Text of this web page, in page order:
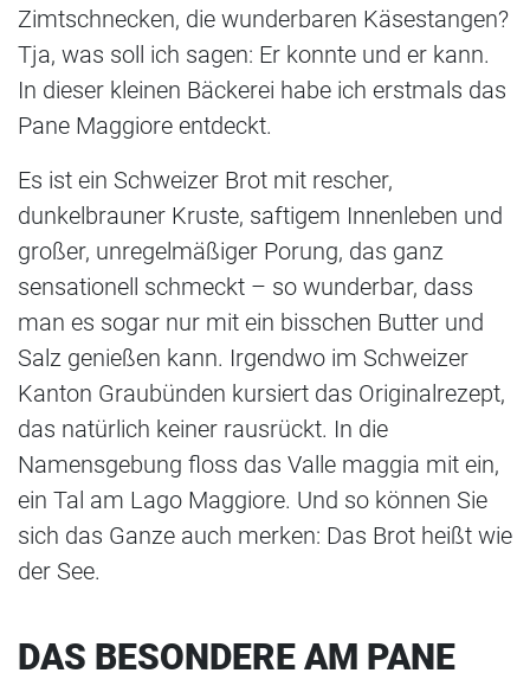
Zimtschnecken, die wunderbaren Käsestangen?
Tja, was soll ich sagen: Er konnte und er kann.
In dieser kleinen Bäckerei habe ich erstmals das
Pane Maggiore entdeckt.
Es ist ein Schweizer Brot mit rescher,
dunkelbrauner Kruste, saftigem Innenleben und
großer, unregelmäßiger Porung, das ganz
sensationell schmeckt – so wunderbar, dass
man es sogar nur mit ein bisschen Butter und
Salz genießen kann. Irgendwo im Schweizer
Kanton Graubünden kursiert das Originalrezept,
das natürlich keiner rausrückt. In die
Namensgebung floss das Valle maggia mit ein,
ein Tal am Lago Maggiore. Und so können Sie
sich das Ganze auch merken: Das Brot heißt wie
der See.
DAS BESONDERE AM PANE